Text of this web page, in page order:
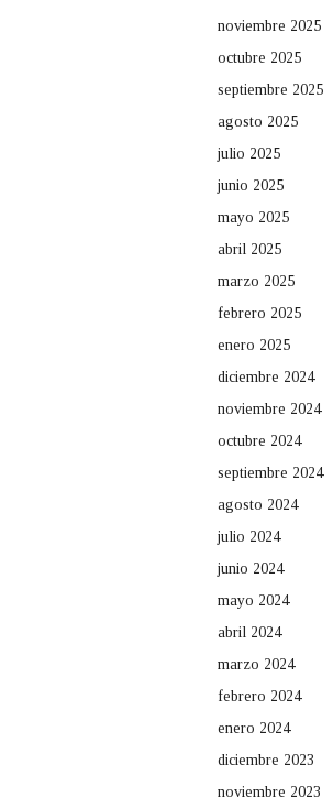
noviembre 2025
octubre 2025
septiembre 2025
agosto 2025
julio 2025
junio 2025
mayo 2025
abril 2025
marzo 2025
febrero 2025
enero 2025
diciembre 2024
noviembre 2024
octubre 2024
septiembre 2024
agosto 2024
julio 2024
junio 2024
mayo 2024
abril 2024
marzo 2024
febrero 2024
enero 2024
diciembre 2023
noviembre 2023